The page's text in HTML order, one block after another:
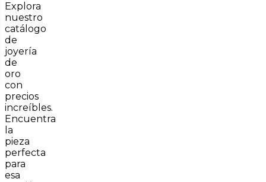
Explora
nuestro
catálogo
de
joyería
de
oro
con
precios
increíbles.
Encuentra
la
pieza
perfecta
para
esa